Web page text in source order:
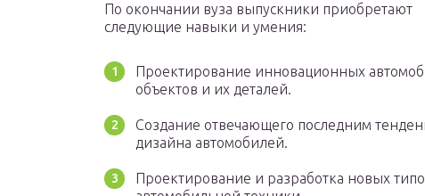
По окончании вуза выпускники приобретают
следующие навыки и умения:
Проектирование инновационных
объектов и их деталей.
Создание отвечающего последним
дизайна автомобилей.
Проектирование и разработка новых